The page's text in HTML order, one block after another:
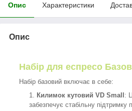
Опис Характеристики
Опис
Набір для еспресо
Набір базовий включає в себе:
Килимок кутовий VD Small :
забезпечує стабільну підтримку